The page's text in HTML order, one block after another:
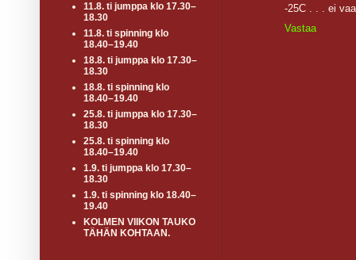
-25C . . . ei
Vastaa
11.8. ti jumppa klo 17.30–
18.30
11.8. ti spinning klo
18.40–19.40
18.8. ti jumppa klo 17.30–
18.30
18.8. ti spinning klo
18.40–19.40
25.8. ti jumppa klo 17.30–
18.30
25.8. ti spinning klo
18.40–19.40
1.9. ti jumppa klo 17.30–
18.30
1.9. ti spinning klo 18.40–
19.40
KOLMEN VIIKON TAUKO
TÄHÄN KOHTAAN.